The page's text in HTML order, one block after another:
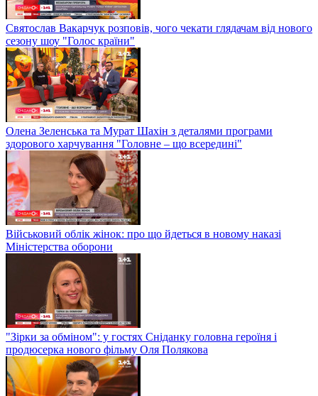
Святослав Вакарчук розповів, чого чекати глядачам від нового
сезону шоу "Голос країни"
Олена Зеленська та Мурат Шахін з деталями програми
здорового харчування "Головне – що всередині"
Військовий облік жінок: про що йдеться в новому наказі
Міністерства оборони
"Зірки за обміном": у гостях Сніданку головна героїня і
продюсерка нового фільму Оля Полякова